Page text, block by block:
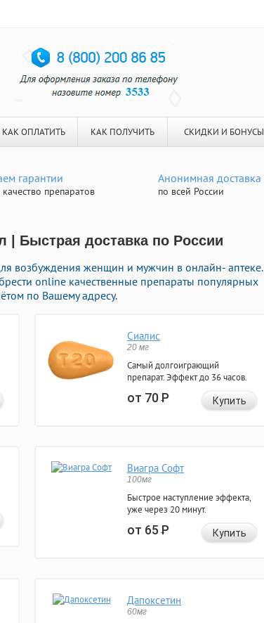
КАК ОПЛАТИТЬ КАК ПОЛУЧИТЬ СКИДКИ И БОНУСЫ
гарантии
качество препаратов
Анонимная доставка
по всей России
| Быстрая доставка по России
возбуждения женщин и мужчин в онлайн- аптеке.
online качественные препараты популярных
по Вашему адресу.
Сиалис
20 мг
Самый долгоиграющий
препарат. Эффект до 36 часов.
от 70Р Купить
Виагра Софт
100мг
Быстрое наступление эффекта,
уже через 20 минут.
от 65Р Купить
Дапоксетин
60мг